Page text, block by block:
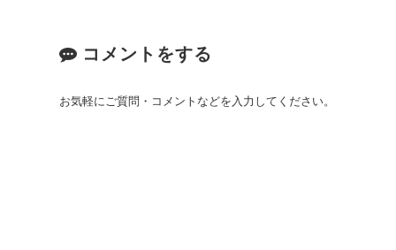
コメントをする
お気軽にご質問・コメントなどを入力してください。